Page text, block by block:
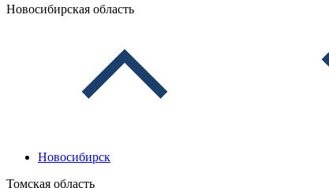
Новосибирская область
Новосибирск
Томская область